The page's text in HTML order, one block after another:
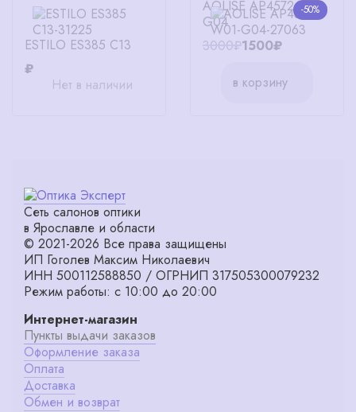
ESTILO ES385 C13
₽
Нет в наличии
-50%
AOLISE AP4572 W01-
G04
3000₽1500₽
в корзину
Сеть салонов оптики
в Ярославле и области
© 2021-2026 Все права защищены
ИП Гоголев Максим Николаевич
ИНН 500112588850 / ОГРНИП 317505300079232
Режим работы: с 10:00 до 20:00
Интернет-магазин
Пункты выдачи заказов
Оформление заказа
Оплата
Доставка
Обмен и возврат